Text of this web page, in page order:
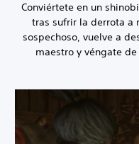
Conviértete en un
tras sufrir la derrota a
sospechoso, vuelve a
maestro y véngate